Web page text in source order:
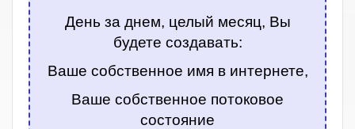
День за днем, целый месяц, Вы
будете создавать:
Ваше собственное имя в интернете,
Ваше собственное потоковое
состояние